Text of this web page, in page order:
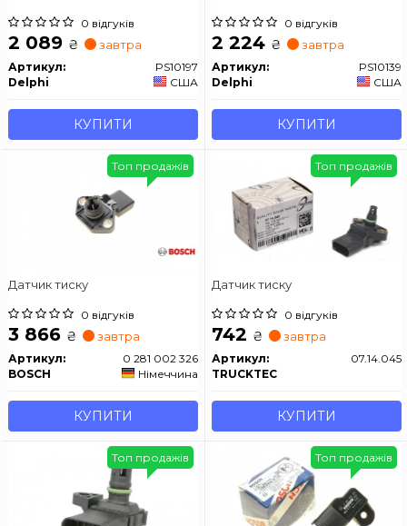
0 відгуків
2 089 ₴ завтра
Артикул:
PS10197
Delphi
США
КУПИТИ
0 відгуків
2 224 ₴ завтра
Артикул:
PS10139
Delphi
США
КУПИТИ
Датчик тиску
0 відгуків
3 866 ₴ завтра
Артикул:
0 281 002 326
BOSCH
Німеччина
КУПИТИ
Топ продажів
Датчик тиску
0 відгуків
742 ₴ завтра
Артикул:
07.14.045
TRUCKTEC
КУПИТИ
Топ продажів
Топ продажів Топ продажів